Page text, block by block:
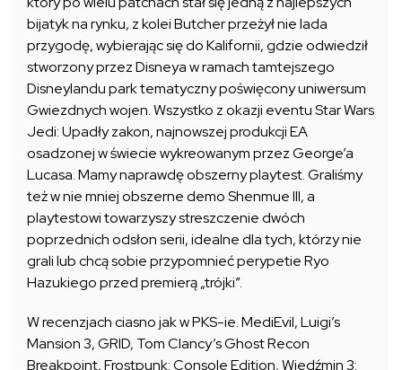
bijatyk na rynku, z kolei Butcher przeżył nie lada
przygodę, wybierając się do Kalifornii, gdzie odwiedził
stworzony przez Disneya w ramach tamtejszego
Disneylandu park tematyczny poświęcony uniwersum
Gwiezdnych wojen. Wszystko z okazji eventu Star Wars
Jedi: Upadły zakon, najnowszej produkcji EA
osadzonej w świecie wykreowanym przez George’a
Lucasa. Mamy naprawdę obszerny playtest. Graliśmy
też w nie mniej obszerne demo Shenmue III, a
playtestowi towarzyszy streszczenie dwóch
poprzednich odsłon serii, idealne dla tych, którzy nie
grali lub chcą sobie przypomnieć perypetie Ryo
Hazukiego przed premierą „trójki”.
W recenzjach ciasno jak w PKS-ie. MediEvil, Luigi’s
Mansion 3, GRID, Tom Clancy’s Ghost Recon
Breakpoint, Frostpunk: Console Edition, Wiedźmin 3: